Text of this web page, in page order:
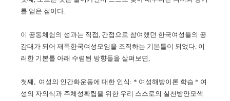
를 얻은 점이다.
이 공동체험의 성과는 직접, 간접으로 참여했던 한국여성들의 공
감대가 되어 재독한국여성모임을 조직하는 기본틀이 되었다. 이
러한 기본틀 아래 수렴된 방향들을 살펴보면,
첫째, 여성의 인간화운동에 대한 인식: * 여성해방이론 학습 * 여
성의 자의식과 주체성확립을 위한 우리 스스로의 실천방안모색